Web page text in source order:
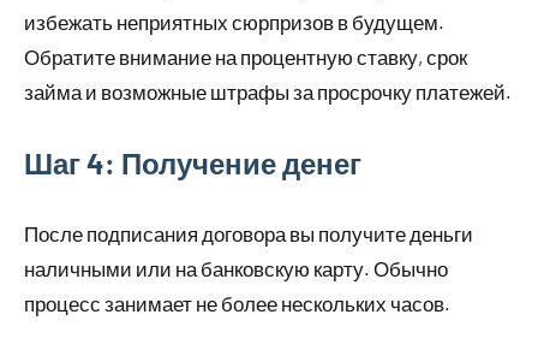
избежать неприятных сюрпризов в будущем.
Обратите внимание на процентную ставку, срок
займа и возможные штрафы за просрочку платежей.
Шаг 4: Получение денег
После подписания договора вы получите деньги
наличными или на банковскую карту. Обычно
процесс занимает не более нескольких часов.